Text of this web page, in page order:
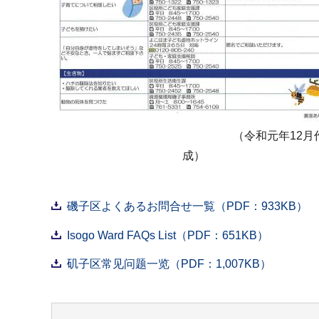
（令和元年12月
成）
磯子区よくあるお問合せ一覧（PDF：933KB）
Isogo Ward FAQs List（PDF：651KB）
矶子区常见问题一览（PDF：1,007KB）